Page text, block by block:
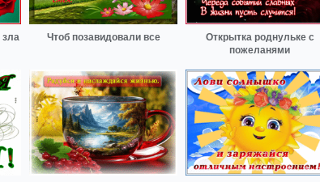
зла Чтоб позавидовали все
Открытка роднульке с
пожеланями